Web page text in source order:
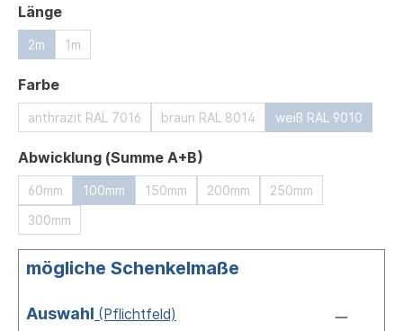
Längeauswählen
2m 1m
Farbeauswählen
anthrazit RAL 7016 braun RAL 8014 weiß RAL 9010
Abwicklung (Summe A+B)
60mm 100mm 150mm 200mm
250mm
300mm
mögliche Schenkelmaße
Auswahl (Pflichtfeld)